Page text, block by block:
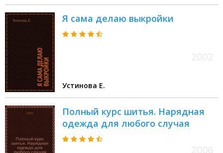
Я сама делаю выкройки
Устинова Е.
Полный курс шитья. Нарядная
одежда для любого случая